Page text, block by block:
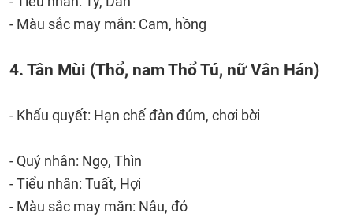
- Màu sắc may mắn: Cam, hồng
4. Tân Mùi (Thổ, nam Thổ Tú, nữ Vân Hán)
- Khẩu quyết: Hạn chế đàn đúm, chơi bời
- Quý nhân: Ngọ, Thìn
- Tiểu nhân: Tuất, Hợi
- Màu sắc may mắn: Nâu, đỏ